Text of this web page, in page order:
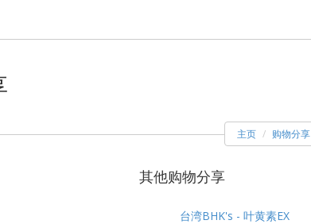
主页 购物分享
其他购物分享
台湾BHK's - 叶黄素EX